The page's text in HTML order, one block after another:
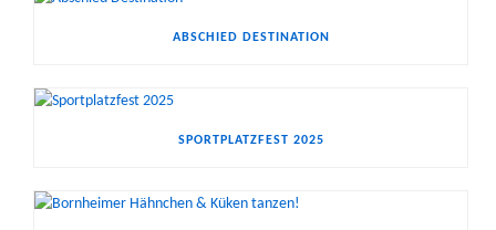
ABSCHIED DESTINATION
SPORTPLATZFEST 2025